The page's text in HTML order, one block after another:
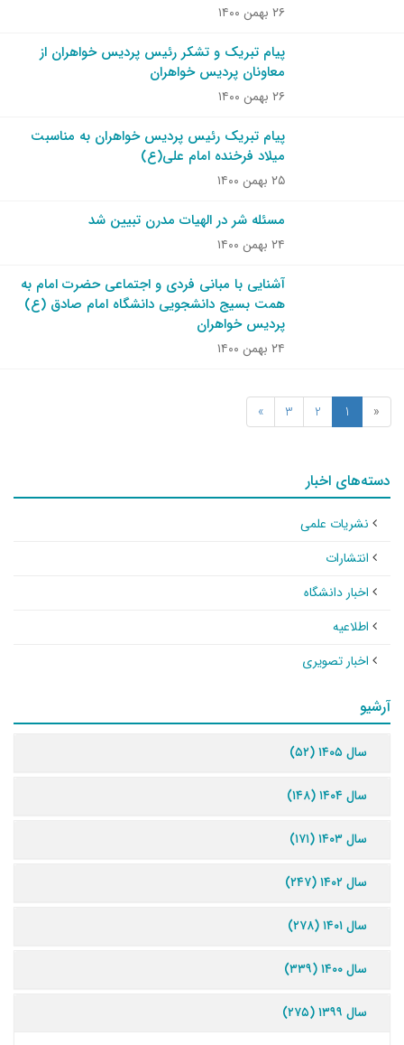
۲۶ بهمن ۱۴۰۰
پیام تبریک و تشکر رئیس پردیس خواهران از
معاونان پردیس خواهران
۲۶ بهمن ۱۴۰۰
پیام تبریک رئیس پردیس خواهران به مناسبت
میلاد فرخنده امام علی(ع)
۲۵ بهمن ۱۴۰۰
مسئله شر در الهیات مدرن تبیین شد
۲۴ بهمن ۱۴۰۰
آشنایی با مبانی فردی و اجتماعی حضرت امام به
همت بسیج دانشجویی دانشگاه امام صادق (ع)
پردیس خواهران
۲۴ بهمن ۱۴۰۰
«
1
2
3
»
دسته‌های اخبار
نشریات علمی
انتشارات
اخبار دانشگاه
اطلاعیه
اخبار تصویری
آرشیو
سال ۱۴۰۵ (۵۲)
سال ۱۴۰۴ (۱۴۸)
سال ۱۴۰۳ (۱۷۱)
سال ۱۴۰۲ (۲۴۷)
سال ۱۴۰۱ (۲۷۸)
سال ۱۴۰۰ (۳۳۹)
سال ۱۳۹۹ (۲۷۵)